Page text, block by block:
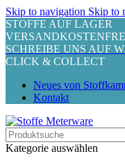
Skip to navigation Skip to
STOFFE AUF LAGER
SCHREIBE UNS AUF
CLICK & COLLECT
Neues von
Kontakt
Kategorie auswählen